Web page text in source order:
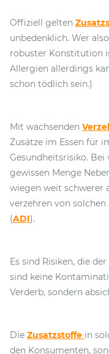
Offiziell gelten
unbedenklich. Wer
robuster Konstitution
Allergien allerdings
schon tödlich sein.)
Mit wachsenden
Zusätze im Essen für
Gesundheitsrisiko. Bei
gewissen Menge
wiegen weit schwerer
verzehren von
(ADI).
Es sind Risiken, die
sind keine
Verderb, sondern
Die Zusatzstoffe in
den Konsumenten,